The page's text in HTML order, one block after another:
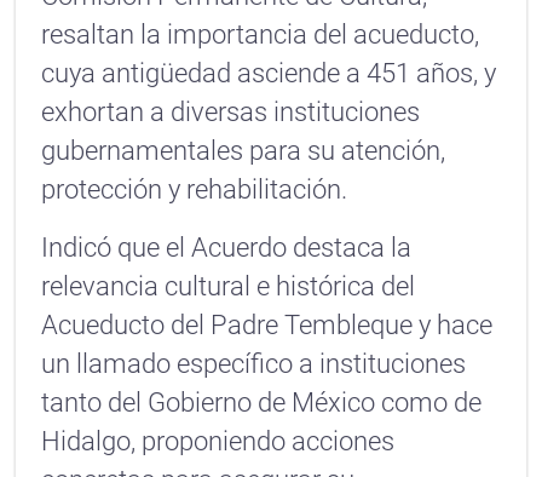
resaltan la importancia del acueducto,
cuya antigüedad asciende a 451 años, y
exhortan a diversas instituciones
gubernamentales para su atención,
protección y rehabilitación.
Indicó que el Acuerdo destaca la
relevancia cultural e histórica del
Acueducto del Padre Tembleque y hace
un llamado específico a instituciones
tanto del Gobierno de México como de
Hidalgo, proponiendo acciones